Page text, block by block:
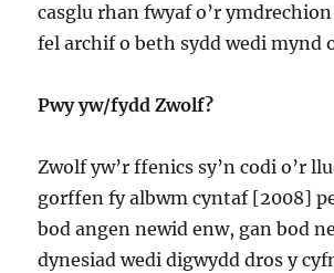
casglu rhan fwyaf o’r
fel archif o beth sydd wedi mynd
Pwy yw/fydd Zwolf?
Zwolf yw’r ffenics sy’n codi o’r
gorffen fy albwm cyntaf [2008]
bod angen newid enw, gan bod
dynesiad wedi digwydd dros y